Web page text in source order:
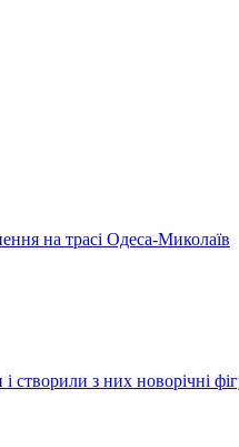
на трасі Одеса-Миколаїв
створили з них новорічні